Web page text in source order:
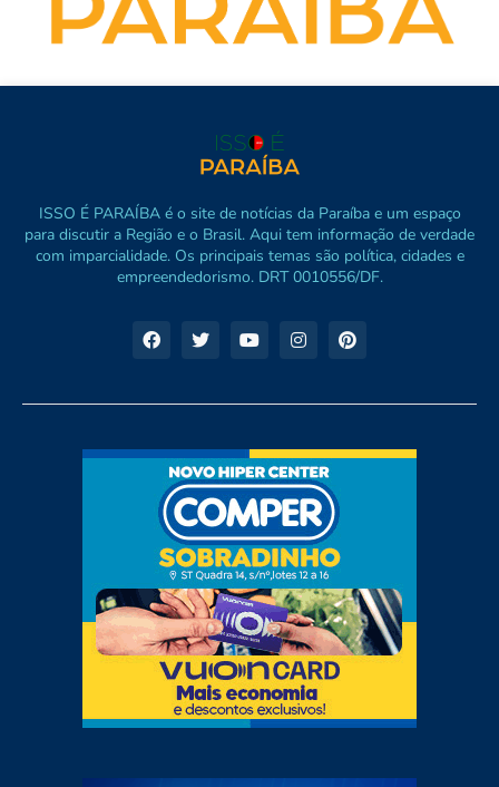
ISSO É PARAÍBA é o site de notícias da Paraíba e um espaço
para discutir a Região e o Brasil. Aqui tem informação de verdade
com imparcialidade. Os principais temas são política, cidades e
empreendedorismo. DRT 0010556/DF.